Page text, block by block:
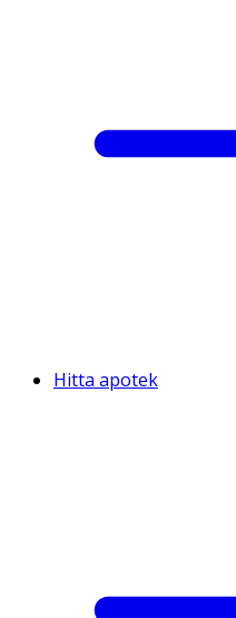
Hitta apotek